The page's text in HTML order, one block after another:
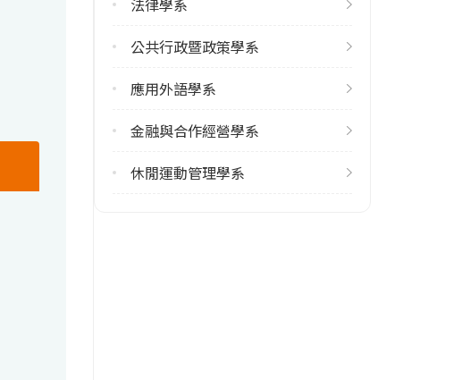
9
修輔系人數
4
113學年度下學期
法律學系
公共行政暨政策學系
應用外語學系
金融與合作經營學系
休閒運動管理學系